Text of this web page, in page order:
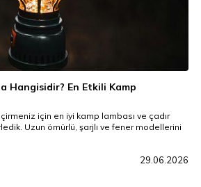
Hangisidir? En Etkili Kamp
için en iyi kamp lambası ve çadır
Uzun ömürlü, şarjlı ve fener modellerini
29.06.2026